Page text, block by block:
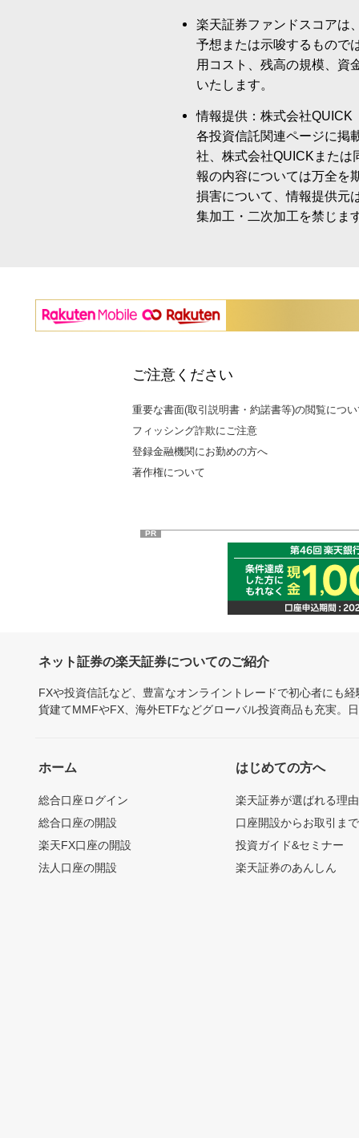
楽天証券ファンドスコアは
予想または示唆するもので
用コスト、残高の規模、資
いたします。
情報提供：株式会社QUICK
各投資信託関連ページに掲
社、株式会社QUICKまたは
報の内容については万全を
損害について、情報提供元
集加工・二次加工を禁じま
ご注意ください
重要な書面(取引説明書・約諾書等)の閲覧につ
フィッシング詐欺にご注意
登録金融機関にお勤めの方へ
著作権について
PR
ネット証券の楽天証券についてのご紹介
FXや投資信託など、豊富なオンライントレードで初心者にも
貨建てMMFやFX、海外ETFなどグローバル投資商品も充実。
ホーム
総合口座ログイン
総合口座の開設
楽天FX口座の開設
法人口座の開設
はじめての方へ
楽天証券が選ばれる理由
口座開設からお取引ま
投資ガイド&セミナー
楽天証券のあんしん